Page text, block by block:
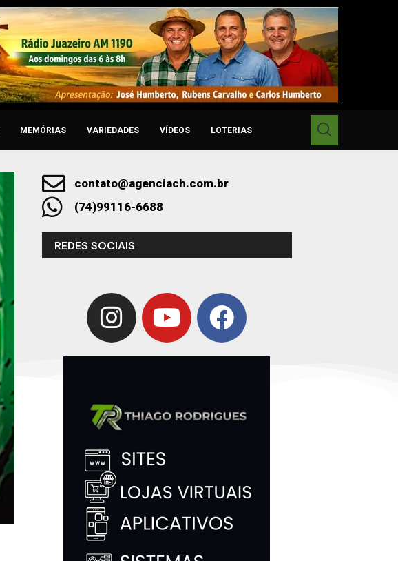
MEMÓRIAS VARIEDADES VÍDEOS LOTERIAS
contato@agenciach.com.br
(74)99116-6688
REDES SOCIAIS